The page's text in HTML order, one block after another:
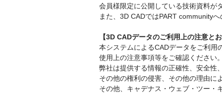
会員様限定に公開している技術資料が
また、3D CADではPART community
【3D CADデータのご利用上の注意と
本システムによるCADデータをご利用
使用上の注意事項等をご確認ください
弊社は提供する情報の正確性、安全性
その他の権利の侵害、その他の理由に
その他、キャデナス・ウェブ・ツー・